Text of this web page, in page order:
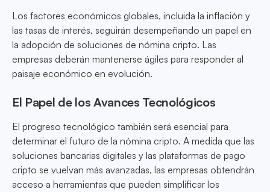
Los factores económicos globales, incluida la inflación y
las tasas de interés, seguirán desempeñando un papel en
la adopción de soluciones de nómina cripto. Las
empresas deberán mantenerse ágiles para responder al
paisaje económico en evolución.
El Papel de los Avances Tecnológicos
El progreso tecnológico también será esencial para
determinar el futuro de la nómina cripto. A medida que las
soluciones bancarias digitales y las plataformas de pago
cripto se vuelvan más avanzadas, las empresas obtendrán
acceso a herramientas que pueden simplificar los